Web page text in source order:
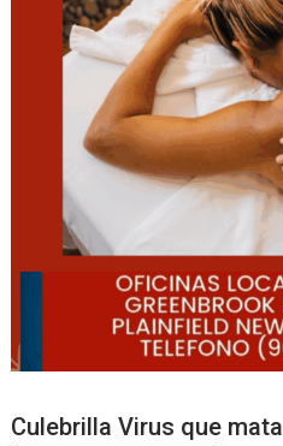
Culebrilla Virus que mata